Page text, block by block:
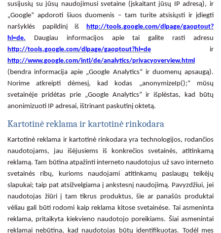
susijusių su jūsų naudojimusi svetaine (įskaitant jūsų IP adresą), ir
„Google“ apdoroti šiuos duomenis – tam turite atsisiųsti ir įdiegti
naršyklės papildinį iš http://tools.google.com/dlpage/gaoptout?
hl=de. Daugiau informacijos apie tai galite rasti adresu
http://tools.google.com/dlpage/gaoptout?hl=de ir
http://www.google.com/intl/de/analytics/privacyoverview.html
(bendra informacija apie „Google Analytics“ ir duomenų apsaugą).
Norime atkreipti dėmesį, kad kodas „anonymizeIp();“ mūsų
svetainėje pridėtas prie „Google Analytics“ ir išplėstas, kad būtų
anonimizuoti IP adresai, ištrinant paskutinį oktetą.
Kartotinė reklama ir kartotinė rinkodara
Kartotinė reklama ir kartotinė rinkodara yra technologijos, rodančios
naudotojams, jau išėjusiems iš konkrečios svetainės, atitinkamą
reklamą. Tam būtina atpažinti interneto naudotojus už savo interneto
svetainės ribų, kurioms naudojami atitinkamų paslaugų teikėjų
slapukai; taip pat atsižvelgiama į ankstesnį naudojimą. Pavyzdžiui, jei
naudotojas žiūri į tam tikrus produktus, šie ar panašūs produktai
vėliau gali būti rodomi kaip reklama kitose svetainėse. Tai asmeninta
reklama, pritaikyta kiekvieno naudotojo poreikiams. Šiai asmenintai
reklamai nebūtina, kad naudotojas būtų identifikuotas. Todėl mes